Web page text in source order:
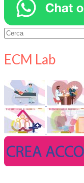
Cerca:
ECM Lab